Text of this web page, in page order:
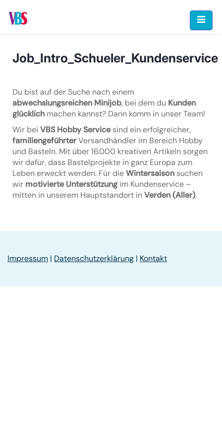
content
Job_Intro_Schueler_Kundenservice
Du bist auf der Suche nach einem
abwechslungsreichen Minijob, bei dem du Kunden
glücklich machen kannst? Dann komm in unser Team!
Wir bei VBS Hobby Servicesind ein erfolgreicher,
familiengeführterVersandhändler im Bereich Hobby
und Basteln. Mit über 16.000 kreativen Artikeln sorgen
wir dafür, dass Bastelprojekte in ganz Europa zum
Leben erweckt werden. Für dieWintersaison suchen
wir motivierte Unterstützungim Kundenservice –
mitten in unserem Hauptstandort inVerden (Aller).
Impressum | Datenschutzerklärung | Kontakt